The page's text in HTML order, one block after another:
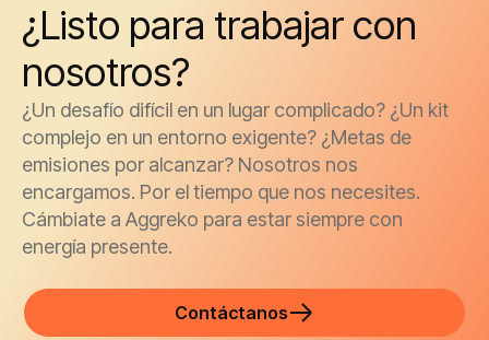
¿Listo para trabajar con
nosotros?
¿Un desafío difícil en un lugar complicado? ¿Un kit
complejo en un entorno exigente? ¿Metas de
emisiones por alcanzar? Nosotros nos
encargamos. Por el tiempo que nos necesites.
Cámbiate a Aggreko para estar siempre con
energía presente.
Contáctanos